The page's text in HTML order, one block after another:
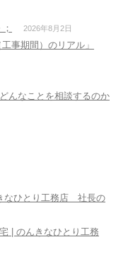
2026年8月2日
事期間）のリアル」
んなことを相談するのか
なひとり工務店 社長の
| のんきなひとり工務